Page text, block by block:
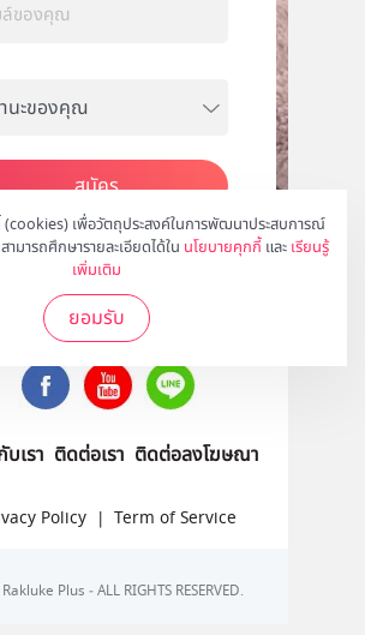
เพื่อวัตถุประสงค์ในการพัฒนาประสบการณ์
มารถศึกษารายละเอียดได้ใน นโยบายคุกกี้ และ เรียนรู้
เพิ่มเติม
ยอมรับ
สมัคร
ติดตามเราได้ที่
เรา ติดต่อเรา ติดต่อลงโฆษณา
Policy | Term of Service
Plus - ALL RIGHTS RESERVED.